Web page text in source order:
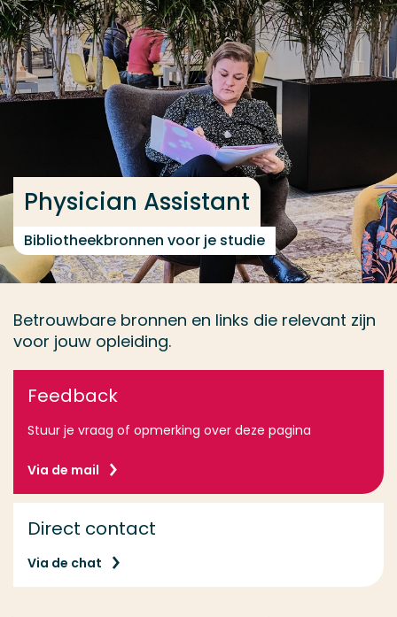
Ga direct naar de content
... > Databases
Physician Assistant
Bibliotheekbronnen voor je studie
Betrouwbare bronnen en links die relevant zijn
voor jouw opleiding.
Feedback
Stuur je vraag of opmerking over deze pagina
Via de mail
Direct contact
Via de chat
Contact